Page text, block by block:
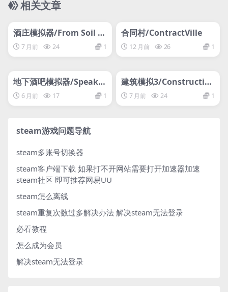
相关文章
网盘下载游戏
酒庄模拟器/From Soil to
Bottle
7 月前 24 1
网盘下载游戏
合同村/ContractVille
12 月前 26 1
网盘下载游戏
地下酒吧模拟器/Speake
asy Simulator
6 月前 17 1
网盘下载游戏
建筑模拟3/Constructio
n Simulator 3 – Pocket
Edition
7 月前 24 1
steam游戏问题导航
steam多账号切换器
steam客户端下载 如果打不开网站需要打开加速器加速
steam社区 即可推荐网易UU
steam怎么离线
steam重复次数过多解决办法 解决steam无法登录
必看教程
怎么成为会员
解决steam无法登录